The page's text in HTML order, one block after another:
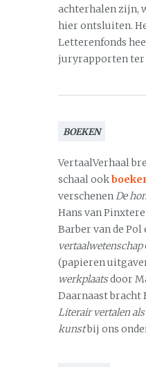
achterhalen zijn,
hier ontsluiten.
Letterenfonds
juryrapporten ter
BOEKEN
VertaalVerhaal
schaal ook
verschenenDe
Hans van
Barber van de Pol
vertaalwetenschap
(papieren
werkplaatsdoor
Daarnaast
Literair vertalen
kunstbij ons